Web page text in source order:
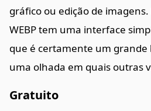
gráfico ou edição de
WEBP tem uma interface
que é certamente um grande
uma olhada em quais outras
Gratuito